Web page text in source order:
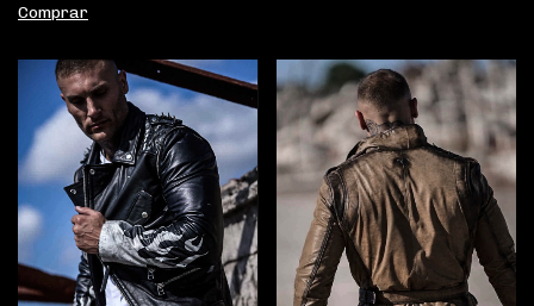
Comprar